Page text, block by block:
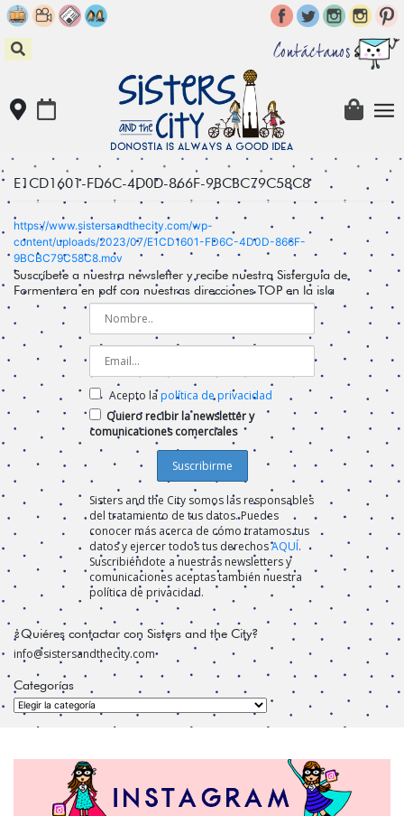
Skip
to
content
Contáctanos
E1CD1601-FD6C-4D0D-866F-9BCBC79C58C8
https://www.sistersandthecity.com/wp-
content/uploads/2023/07/E1CD1601-FD6C-4D0D-866F-
9BCBC79C58C8.mov
Suscríbete a nuestra newsletter y recibe nuestra Sisterguía de
Formentera en pdf con nuestras direcciones TOP en la isla
Acepto lapolítica de privacidad
Quiero recibir la newsletter y
comunicaciones comerciales
Sisters and the City somos las responsables
del tratamiento de tus datos. Puedes
conocer más acerca de cómo tratamos tus
datos y ejercer todos tus derechosAQUÍ.
Suscribiéndote a nuestras newsletters y
comunicaciones aceptas también nuestra
política de privacidad.
¿Quiéres contactar con Sisters and the City?
info@sistersandthecity.com
Categorías
Categorías